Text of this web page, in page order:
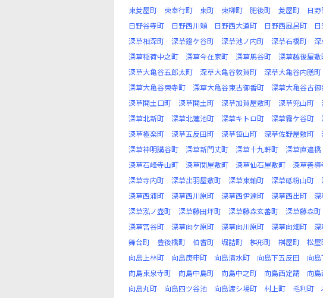
東菱屋町
東奉行町 東町 東柳町 肥後町 菱屋町 日
日野谷寺町
日野西川頬 日野西大道町 日野西風呂町
深草相深町
深草鐙ケ谷町 深草池ノ内町 深草石橋町
深草稲荷中之町
深草今在家町 深草馬谷町 深草越後屋敷
深草大亀谷五郎太町
深草大亀谷敦賀町 深草大亀谷内膳町
深草大亀谷東寺町
深草大亀谷東古御香町 深草大亀谷古
深草開土口町
深草開土町 深草加賀屋敷町 深草兜山町
深草北新町
深草北蓮池町 深草キトロ町 深草霧ケ谷町
深草極楽町
深草五反田町 深草笹山町 深草佐野屋敷町
深草神明講谷町
深草新門丈町 深草十九軒町 深草直違橋
深草石峰寺山町
深草関屋敷町 深草仙石屋敷町 深草善
深草寺内町
深草出羽屋敷町 深草東軸町 深草砥粉山町
深草西浦町
深草西川原町 深草西伊達町 深草西出町
深草泓ノ壺町
深草藤田坪町 深草藤森玄蕃町 深草藤森町
深草宮谷町
深草向ケ原町 深草向川原町 深草向畑町
舞台町
豊後橋町 伯耆町 堀詰町 桝形町 桝屋町 松屋
向島上林町
向島庚申町 向島清水町 向島下五反田 向
向島東泉寺町
向島中島町 向島中之町 向島西定請 向
向島丸町
向島四ツ谷池 向島渡シ場町 村上町 毛利町